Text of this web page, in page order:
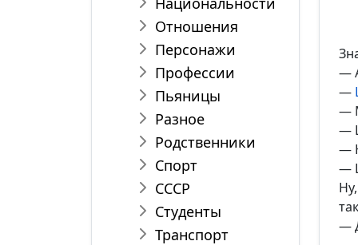
Отношения
Персонажи
Профессии
Пьяницы
Разное
Родственники
Спорт
СССР
Студенты
Транспорт
—
—
—
—
—
—
—